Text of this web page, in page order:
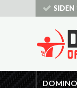
SIDEN